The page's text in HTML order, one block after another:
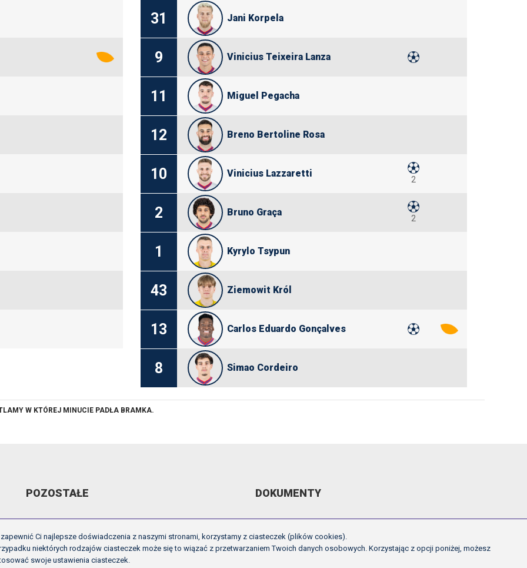
31 Jani Korpela
9 Vinicius Teixeira Lanza
11 Miguel Pegacha
12 Breno Bertoline Rosa
10 Vinicius Lazzaretti
2
2 Bruno Graça
2
1 Kyrylo Tsypun
43 Ziemowit Król
13 Carlos Eduardo Gonçalves
8 Simao Cordeiro
W KTÓREJ MINUCIE PADŁA BRAMKA.
POZOSTAŁE
ARCHIWUM VIDEO
GALERIE
OFICJALNE LOGO
DOKUMENTY
REGULAMIN ROZGRYWEK FE
UCHWAŁY ZARZĄDU PZPN
Ci najlepsze doświadczenia z naszymi stronami, korzystamy z ciasteczek (plików cookies).
niektórych rodzajów ciasteczek może się to wiązać z przetwarzaniem Twoich danych osobowych. Korzystając z opcji poniżej, możesz
swoje ustawienia ciasteczek.